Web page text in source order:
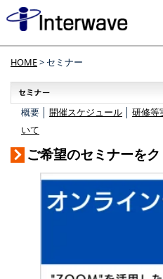
HOME> セミナー
概要 │ 開催スケジュール 研修等
いて
ご希望のセミナーを